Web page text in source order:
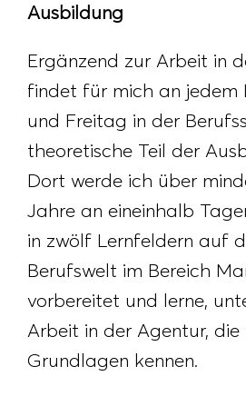
Ausbildung
Ergänzend zur Arbeit in
findet für mich an jedem
und Freitag in der
theoretische Teil der
Dort werde ich über
Jahre an eineinhalb
in zwölf Lernfeldern auf
Berufswelt im Bereich
vorbereitet und lerne,
Arbeit in der Agentur,
Grundlagen kennen.